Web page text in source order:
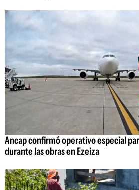
Ancap confirmó operativo especial
durante las obras en Ezeiza